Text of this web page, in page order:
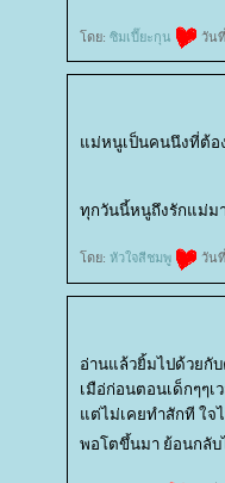
ดย: ซิมเปี๊ยะกุน วัน
ม่หนูเป็นคนนึงที่ต้อง
ทุกวันนี้หนูถึงรักแม่ม
ดย: หัวใจสีชมพู วัน
อ่านแล้วยิ้มไปด้วยกั
เมือ่ก่อนตอนเด็กๆๆเ
ต่ไม่เคยทำสักที ใจไ
พอโตขึ้นมา ย้อนกลับ